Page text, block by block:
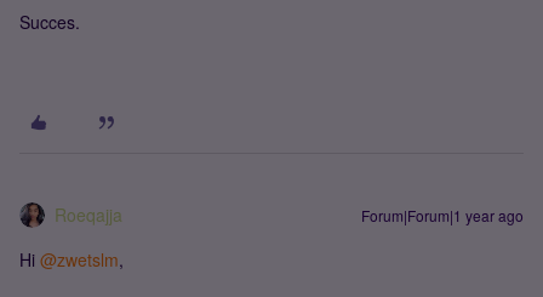
Succes.
Roeqajja Forum|Forum|1 year ago
Hi @zwetslm,